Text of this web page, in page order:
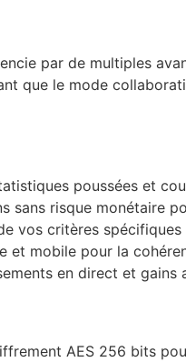
par de multiples
que le mode
poussées et
sans risque monétaire
vos critères
et mobile pour la
en direct et gains
AES 256 bits